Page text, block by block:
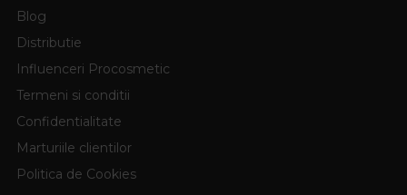
Blog
Distributie
Influenceri Procosmetic
Termeni si conditii
Confidentialitate
Marturiile clientilor
Politica de Cookies